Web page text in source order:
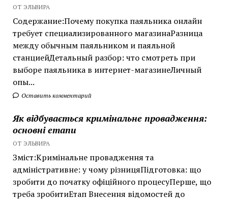
ОТ ЭЛЬВИРА
Содержание:Почему покупка паяльника онлайн
требует специализированного магазинаРазница
между обычным паяльником и паяльной
станциейДетальный разбор: что смотреть при
выборе паяльника в интернет-магазинеЛичный
опы...
Оставить комментарий
Як відбувається кримінальне провадження:
основні етапи
ОТ ЭЛЬВИРА
Зміст:Кримінальне провадження та
адміністративне: у чому різницяПідготовка: що
зробити до початку офіційного процесуПерше, що
треба зробитиЕтап Внесення відомостей до